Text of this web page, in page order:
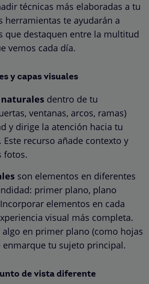
técnicas más elaboradas a tu
herramientas te ayudarán a
que destaquen entre la multitud
vemos cada día.
y capas visuales
dentro de tu
ventanas, arcos, ramas)
y dirige la atención hacia tu
recurso añade contexto y
fotos.
son elementos en diferentes
primer plano, plano
elementos en cada
visual más completa.
en primer plano (como hojas
enmarque tu sujeto principal.
de vista diferente